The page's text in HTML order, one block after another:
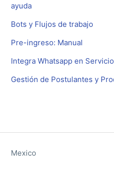
ayuda
Bots y Flujos de trabajo
Pre-ingreso: Manual
Integra Whatsapp en
Gestión de Postulantes y
Mexico